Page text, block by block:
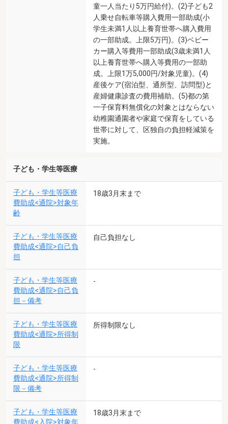
童一人当たり5万円給付)。(2)子ども2
人乗せ自転車等購入費用一部助成(小
学生未満1人以上養育世帯へ購入費用
の一部助成。上限5万円)。(3)ベビー
カー購入等費用一部助成(3歳未満1人
以上養育世帯へ購入等費用の一部助
成。上限1万5,000円/対象児童)。(4)
産後ケア(宿泊型、通所型、訪問型)と
産婦健康診査の費用補助。(5)都の第
一子保育料無償化の対象とはならない
幼稚園通園者や家庭で保育をしている
世帯に対して、区独自の負担軽減策を
実施。
子ども・学生等医療
子ども・学生等医療
費助成<通院>対象年
齢
18歳3月末まで
子ども・学生等医療
費助成<通院>自己負
担
自己負担なし
子ども・学生等医療
費助成<通院>自己負
担－備考
-
子ども・学生等医療
費助成<通院>所得制
限
所得制限なし
子ども・学生等医療
費助成<通院>所得制
限－備考
-
子ども・学生等医療
費助成<入院>対象年
18歳3月末まで